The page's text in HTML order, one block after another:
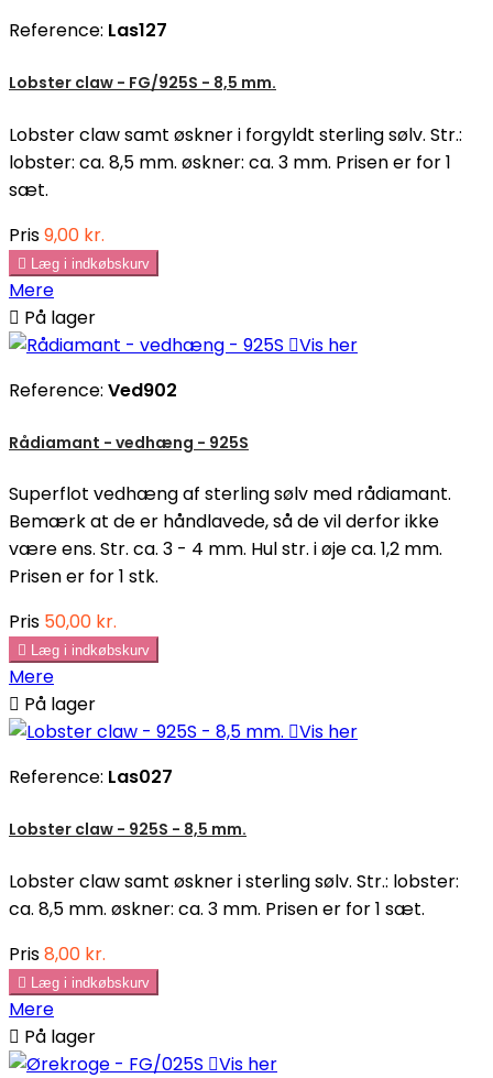
Reference: Las127
Lobster claw - FG/925S - 8,5 mm.
Lobster claw samt øskner i forgyldt sterling sølv. Str.:
lobster: ca. 8,5 mm. øskner: ca. 3 mm. Prisen er for 1
sæt.
Pris9,00 kr.
 Læg i indkøbskurv
Mere
 På lager
Vis her
Reference: Ved902
Rådiamant - vedhæng - 925S
Superflot vedhæng af sterling sølv med rådiamant.
Bemærk at de er håndlavede, så de vil derfor ikke
være ens. Str. ca. 3 - 4 mm. Hul str. i øje ca. 1,2 mm.
Prisen er for 1 stk.
Pris 50,00 kr.
 Læg i indkøbskurv
Mere
 På lager
Vis her
Reference: Las027
Lobster claw - 925S - 8,5 mm.
Lobster claw samt øskner i sterling sølv. Str.: lobster:
ca. 8,5 mm. øskner: ca. 3 mm. Prisen er for 1 sæt.
Pris8,00 kr.
 Læg i indkøbskurv
Mere
 På lager
Vis her